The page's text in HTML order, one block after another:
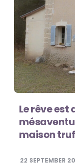
Le rêve est
maison
22 SEPTEMBER